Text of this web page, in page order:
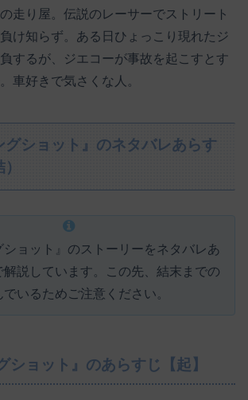
走り屋。伝説のレーサーでストリート
け知らず。ある日ひょっこり現れたジ
するが、ジエコーが事故を起こすとす
車好きで気さくな人。
グショット』のネタバレあらす
ショット』のストーリーをネタバレあ
解説しています。この先、結末までの
いるためご注意ください。
ショット』のあらすじ【起】